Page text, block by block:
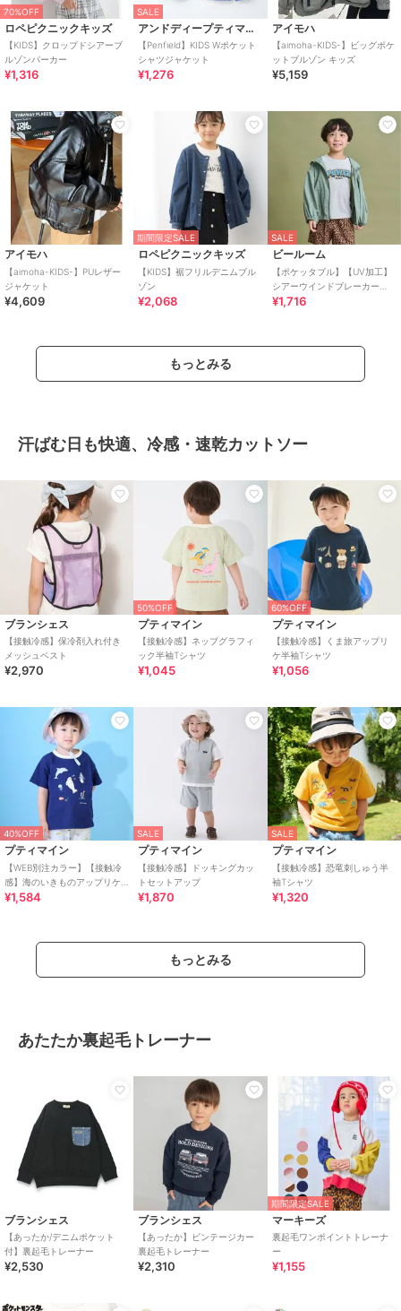
70%OFF
ロペピクニックキッズ
【KIDS】クロップドシアーブ
ルゾンパーカー
¥1,316
SALE
アンドディープティマイン
【Penfield】KIDS Wポケット
シャツジャケット
¥1,276
アイモハ
【aimoha-KIDS-】ビッグポケ
ットブルゾン キッズ
¥5,159
アイモハ
【aimoha-KIDS-】PUレザー
ジャケット
¥4,609
期間限定SALE
ロペピクニックキッズ
【KIDS】裾フリルデニムブル
ゾン
¥2,068
SALE
ビールーム
【ポケッタブル】【UV加工】
シアーウインドブレーカー
【子供服】【キッズ】【男の
¥1,716
もっとみる
汗ばむ日も快適、冷感・速乾カットソー
ブランシェス
【接触冷感】保冷剤入れ付き
メッシュベスト
¥2,970
50%OFF
プティマイン
【接触冷感】ネップグラフィ
ック半袖Tシャツ
¥1,045
60%OFF
プティマイン
【接触冷感】くま旅アップリ
ケ半袖Tシャツ
¥1,056
40%OFF
プティマイン
【WEB別注カラー】【接触冷
感】海のいきものアップリケ
半袖Tシャツ
¥1,584
SALE
プティマイン
【接触冷感】ドッキングカッ
トセットアップ
¥1,870
SALE
プティマイン
【接触冷感】恐竜刺しゅう半
袖Tシャツ
¥1,320
もっとみる
あたたか裏起毛トレーナー
ブランシェス
【あったか/デニムポケット
付】裏起毛トレーナー
¥2,530
ブランシェス
【あったか】ビンテージカー
裏起毛トレーナー
¥2,310
期間限定SALE
マーキーズ
裏起毛ワンポイントトレーナ
ー
¥1,155